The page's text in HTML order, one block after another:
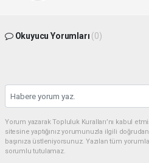
Okuyucu Yorumları (0)
Yorum yazarak Topluluk Kuralları’nı kabul
sitesine yaptığınız yorumunuzla ilgili
başınıza üstleniyorsunuz. Yazılan tüm
sorumlu tutulamaz.